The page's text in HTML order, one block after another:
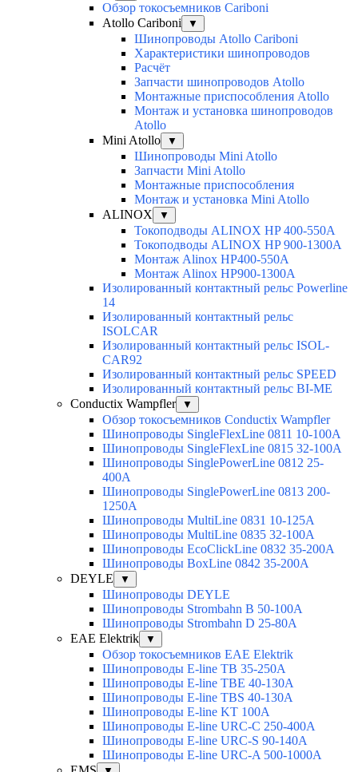
Обзор токосъемников Cariboni
Atollo Cariboni
▼
Шинопроводы Atollo Cariboni
Характеристики шинопроводов
Расчёт
Запчасти шинопроводов Atollo
Монтажные приспособления Atollo
Монтаж и установка шинопроводов
Atollo
Mini Atollo
▼
Шинопроводы Mini Atollo
Запчасти Mini Atollo
Монтажные приспособления
Монтаж и установка Mini Atollo
ALINOX
▼
Токоподводы ALINOX HP 400-550A
Токоподводы ALINOX HP 900-1300A
Монтаж Alinox HP400-550A
Монтаж Alinox HP900-1300A
Изолированный контактный рельс Powerline
14
Изолированный контактный рельс
ISOLCAR
Изолированный контактный рельс ISOL-
CAR92
Изолированный контактный рельс SPEED
Изолированный контактный рельс BI-ME
Conductix Wampfler
▼
Обзор токосъемников Conductix Wampfler
Шинопроводы SingleFlexLine 0811 10-100A
Шинопроводы SingleFlexLine 0815 32-100A
Шинопроводы SinglePowerLine 0812 25-
400A
Шинопроводы SinglePowerLine 0813 200-
1250A
Шинопроводы MultiLine 0831 10-125A
Шинопроводы MultiLine 0835 32-100A
Шинопроводы EcoClickLine 0832 35-200A
Шинопроводы BoxLine 0842 35-200A
DEYLE
▼
Шинопроводы DEYLE
Шинопроводы Strombahn B 50-100A
Шинопроводы Strombahn D 25-80A
EAE Elektrik
▼
Обзор токосъемников EAE Elektrik
Шинопроводы E-line TB 35-250A
Шинопроводы E-line TBE 40-130A
Шинопроводы E-line TBS 40-130A
Шинопроводы E-line KT 100A
Шинопроводы E-line URC-C 250-400A
Шинопроводы E-line URC-S 90-140A
Шинопроводы E-line URC-A 500-1000A